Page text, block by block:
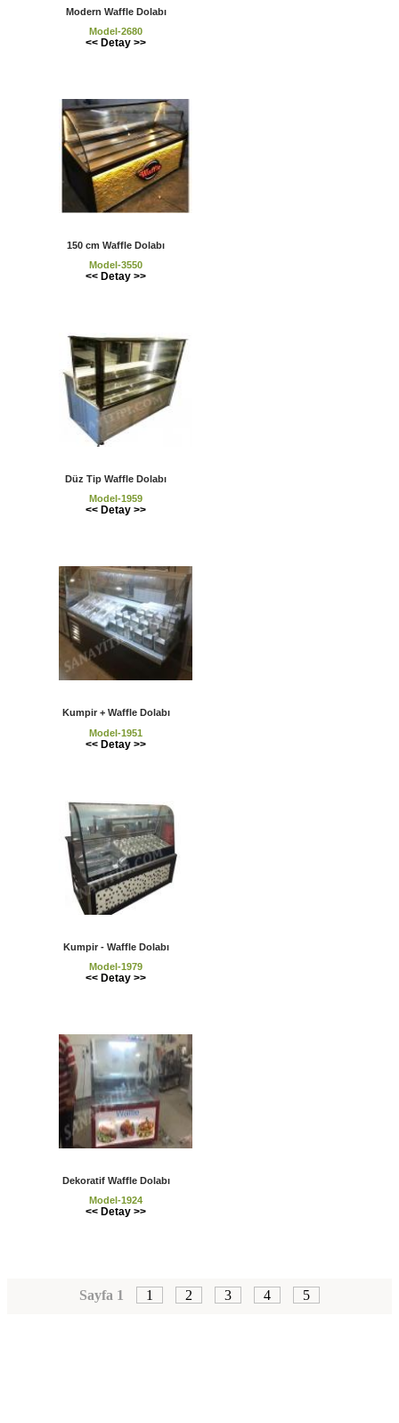
Modern Waffle Dolabı
Model-2680
<< Detay >>
150 cm Waffle Dolabı
Model-3550
<< Detay >>
Düz Tip Waffle Dolabı
Model-1959
<< Detay >>
Kumpir + Waffle Dolabı
Model-1951
<< Detay >>
Kumpir - Waffle Dolabı
Model-1979
<< Detay >>
Dekoratif Waffle Dolabı
Model-1924
<< Detay >>
Sayfa 1 1 2 3 4 5